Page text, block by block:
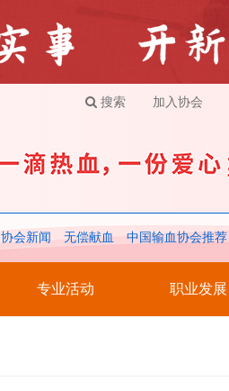
搜索 加入协会
协会新闻 无偿献血 中国输血协会推荐
专业活动 职业发展